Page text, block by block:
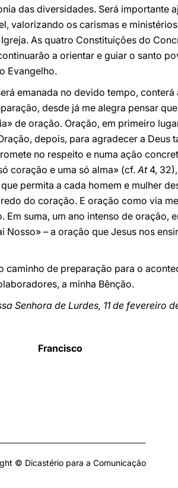
das diversidades. Será importante
valorizando os carismas e
As quatro Constituições do
a orientar e guiar o santo
Evangelho.
emanada no devido tempo,
desde já me alegra pensar
de oração. Oração, em primeiro
depois, para agradecer a Deus
no respeito e numa ação
coração e uma só alma» (cf.At4, 32),
permita a cada homem e mulher
do coração. E oração como via
suma, um ano intenso de oração,
– a oração que Jesus nos
caminho de preparação para o
a minha Bênção.
Senhora de Lurdes, 11 de fevereiro
Francisco
© Dicastério para a Comunicação